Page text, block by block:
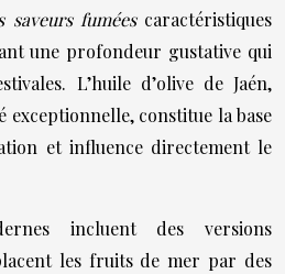
saveurs fuméescaractéristiques
une profondeur gustative qui
L’huile d’olive de Jaén,
exceptionnelle, constitue la base
et influence directement le
incluent des versions
les fruits de mer par des